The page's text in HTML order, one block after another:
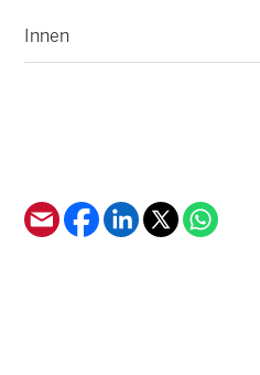
Innen